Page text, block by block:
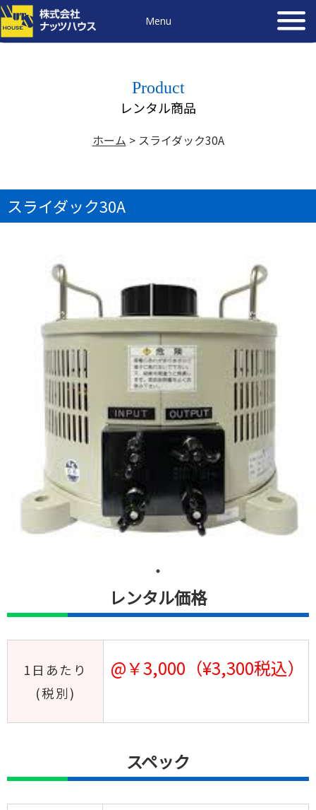
Menu
Product
レンタル商品
ホーム > スライダック30A
スライダック30A
レンタル価格
1日あたり
(税別)
@￥3,000（¥3,300税込）
スペック